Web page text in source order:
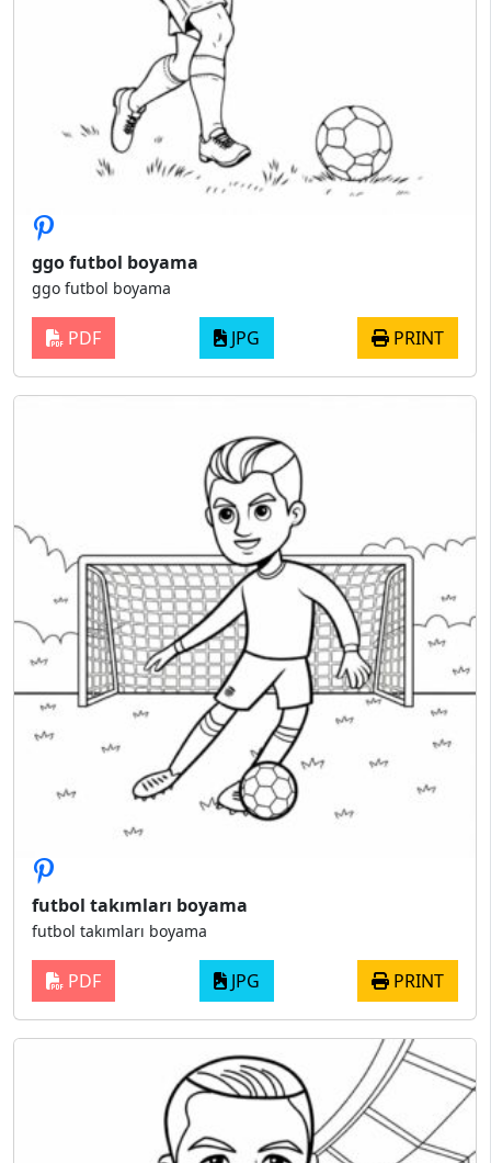
ggo futbol boyama
ggo futbol boyama
PDF JPG PRINT
futbol takımları boyama
futbol takımları boyama
PDF JPG PRINT